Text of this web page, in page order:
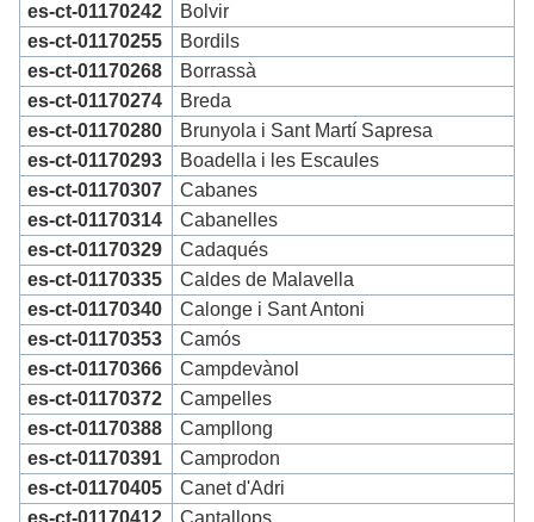
es-ct-01170242
Bolvir
es-ct-01170255
Bordils
es-ct-01170268
Borrassà
es-ct-01170274
Breda
es-ct-01170280
Brunyola i Sant Martí Sapresa
es-ct-01170293
Boadella i les Escaules
es-ct-01170307
Cabanes
es-ct-01170314
Cabanelles
es-ct-01170329
Cadaqués
es-ct-01170335
Caldes de Malavella
es-ct-01170340
Calonge i Sant Antoni
es-ct-01170353
Camós
es-ct-01170366
Campdevànol
es-ct-01170372
Campelles
es-ct-01170388
Campllong
es-ct-01170391
Camprodon
es-ct-01170405
Canet d'Adri